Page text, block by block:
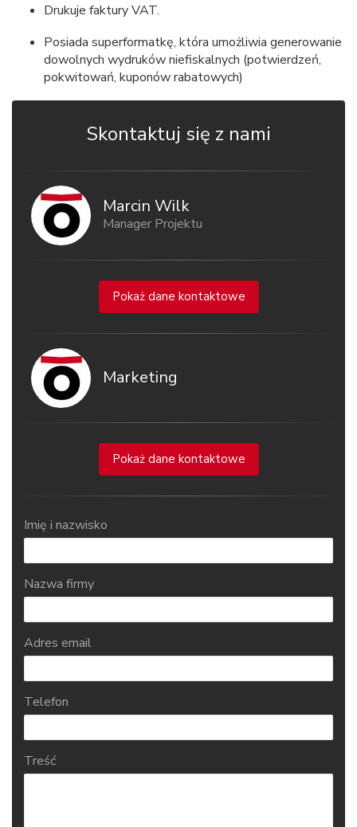
Drukuje faktury VAT.
Posiada superformatkę, która umożliwia generowanie
dowolnych wydruków niefiskalnych (potwierdzeń,
pokwitowań, kuponów rabatowych)
Skontaktuj się z nami
Marcin Wilk
Manager Projektu
Pokaż dane kontaktowe
Marketing
Pokaż dane kontaktowe
Imię i nazwisko
Nazwa firmy
Adres email
Telefon
Treść